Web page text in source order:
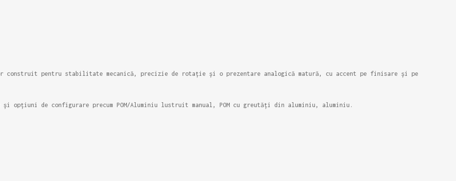
construit pentru stabilitate mecanică, precizie de rotație și o prezentare analogică matură, cu accent pe finisare și pe
opțiuni de configurare precum POM/Aluminiu lustruit manual, POM cu greutăți din aluminiu, aluminiu.